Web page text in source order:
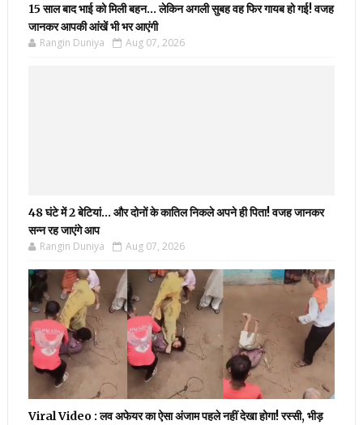
15 साल बाद भाई को मिली बहन... लेकिन अगली सुबह वह फिर गायब हो गई! वजह
जानकर आपकी आंखें भी भर आएंगी
Rangin Duniya Aug 07, 2026
48 घंटे में 2 बेटियां... और दोनों के कातिल निकले अपने ही पिता! वजह जानकर
सन्न रह जाएंगे आप
Rangin Duniya Aug 07, 2026
Viral Video : लव अफेयर का ऐसा अंजाम पहले नहीं देखा होगा! रस्सी, भीड़